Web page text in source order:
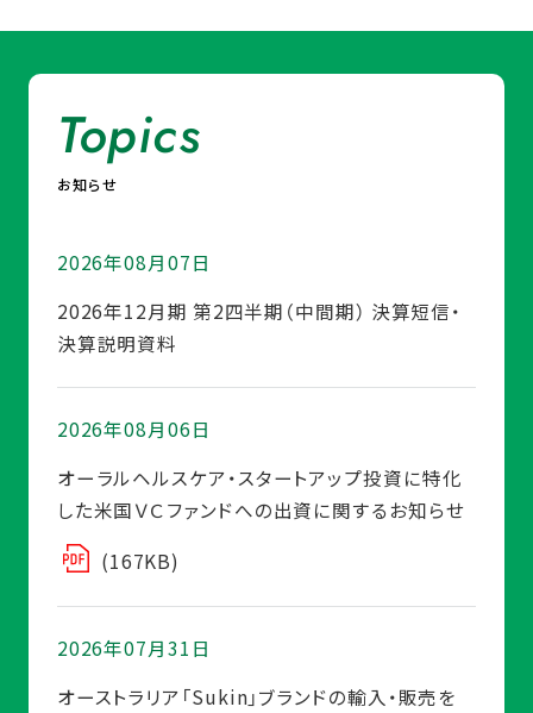
Topics
お知らせ
2026年08月07日
2026年12月期 第2四半期（中間期） 決算短信・
決算説明資料
2026年08月06日
オーラルヘルスケア・スタートアップ投資に特化
した米国ＶＣファンドへの出資に関するお知らせ
(167KB)
2026年07月31日
オーストラリア「Sukin」ブランドの輸入・販売を